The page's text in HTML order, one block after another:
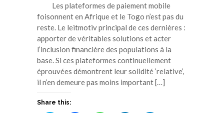
Les plateformes de paiement mobile
foisonnent en Afrique et le Togo n’est pas du
reste. Le leitmotiv principal de ces dernières :
apporter de véritables solutions et acter
l’inclusion financière des populations à la
base. Si ces plateformes continuellement
éprouvées démontrent leur solidité ‘relative’,
il n’en demeure pas moins important […]
Share this: